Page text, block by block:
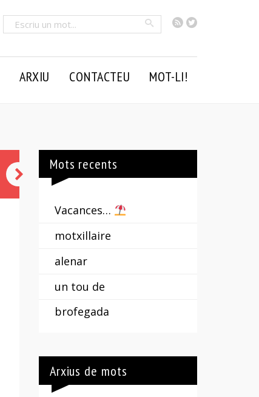
RSSTwitter
Cercar
ARXIU CONTACTEU MOT-LI!
acabar
Mots recents
Vacances…
motxillaire
alenar
un tou de
brofegada
Arxius de mots